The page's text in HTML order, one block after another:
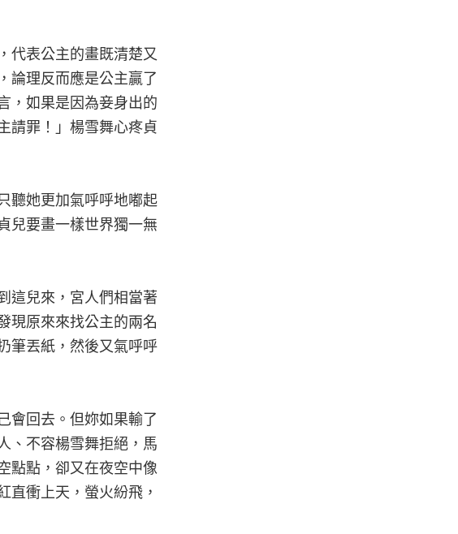
代表公主的畫既清楚又
論理反而應是公主贏了
，如果是因為妾身出的
請罪！」楊雪舞心疼貞
聽她更加氣呼呼地嘟起
兒要畫一樣世界獨一無
這兒來，宮人們相當著
現原來來找公主的兩名
筆丟紙，然後又氣呼呼
會回去。但妳如果輸了
、不容楊雪舞拒絕，馬
點點，卻又在夜空中像
直衝上天，螢火紛飛，